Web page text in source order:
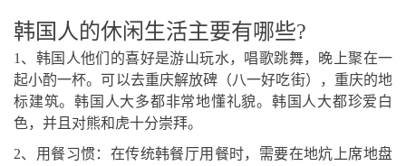
韩国人的休闲生活主要有哪些?
1、韩国人他们的喜好是游山玩水，唱歌跳舞，晚上聚在一
起小酌一杯。可以去重庆解放碑（八一好吃街），重庆的地
标建筑。韩国人大多都非常地懂礼貌。韩国人大都珍爱白
色，并且对熊和虎十分崇拜。
2、用餐习惯：在传统韩餐厅用餐时，需要在地炕上席地盘